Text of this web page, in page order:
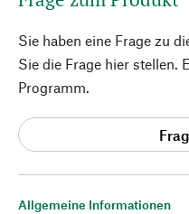
Allgemeine Informationen
Sie haben eine Frage zu
Sie die Frage hier stellen.
Programm.